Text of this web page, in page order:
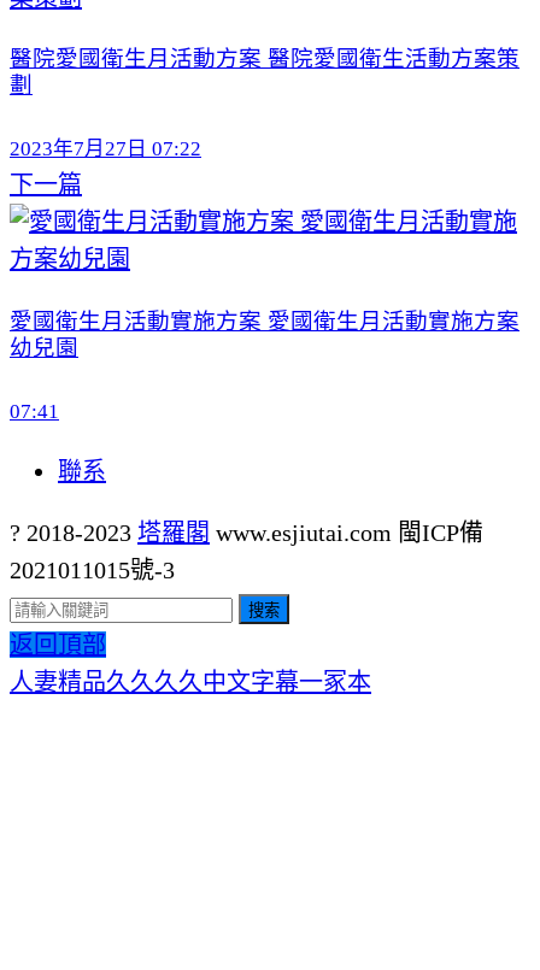
醫院愛國衛生月活動方案 醫院愛國衛生活動方案策
劃
2023年7月27日 07:22
下一篇
愛國衛生月活動實施方案 愛國衛生月活動實施方案
幼兒園
07:41
聯系
? 2018-2023 塔羅閣 www.esjiutai.com 閩ICP備
2021011015號-3
搜索
返回頂部
人妻精品久久久久中文字幕一冢本